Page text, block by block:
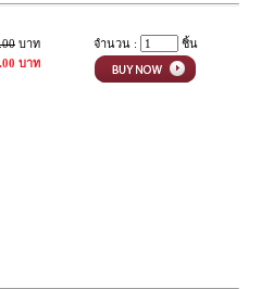
บาท
บาท
จำนวน : ชิ้น